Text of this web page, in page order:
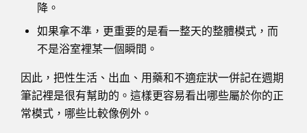
降。
如果拿不準，更重要的是看一整天的整體模式，而
不是浴室裡某一個瞬間。
因此，把性生活、出血、用藥和不適症狀一併記在週期
筆記裡是很有幫助的。這樣更容易看出哪些屬於你的正
常模式，哪些比較像例外。